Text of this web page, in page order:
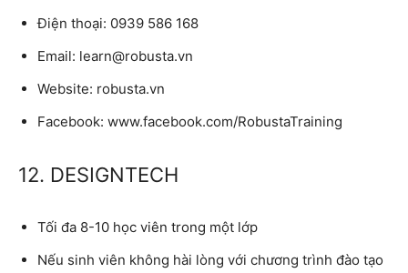
Điện thoại: 0939 586 168
Email: learn@robusta.vn
Website: robusta.vn
Facebook: www.facebook.com/RobustaTraining
12. DESIGNTECH
Tối đa 8-10 học viên trong một lớp
Nếu sinh viên không hài lòng với chương trình đào tạo